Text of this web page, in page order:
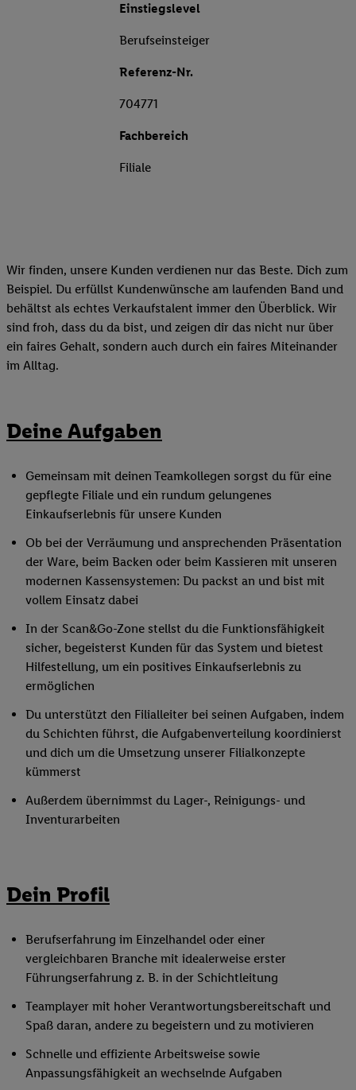
Einstiegslevel
Berufseinsteiger
Referenz-Nr.
704771
Fachbereich
Filiale
Wir finden, unsere Kunden verdienen nur das Beste. Dich zum
Beispiel. Du erfüllst Kundenwünsche am laufenden Band und
behältst als echtes Verkaufstalent immer den Überblick. Wir
sind froh, dass du da bist, und zeigen dir das nicht nur über
ein faires Gehalt, sondern auch durch ein faires Miteinander
im Alltag.
Deine Aufgaben
Gemeinsam mit deinen Teamkollegen sorgst du für eine
gepflegte Filiale und ein rundum gelungenes
Einkaufserlebnis für unsere Kunden
Ob bei der Verräumung und ansprechenden Präsentation
der Ware, beim Backen oder beim Kassieren mit unseren
modernen Kassensystemen: Du packst an und bist mit
vollem Einsatz dabei
In der Scan&Go-Zone stellst du die Funktionsfähigkeit
sicher, begeisterst Kunden für das System und bietest
Hilfestellung, um ein positives Einkaufserlebnis zu
ermöglichen
Du unterstützt den Filialleiter bei seinen Aufgaben, indem
du Schichten führst, die Aufgabenverteilung koordinierst
und dich um die Umsetzung unserer Filialkonzepte
kümmerst
Außerdem übernimmst du Lager-, Reinigungs- und
Inventurarbeiten
Dein Profil
Berufserfahrung im Einzelhandel oder einer
vergleichbaren Branche mit idealerweise erster
Führungserfahrung z. B. in der Schichtleitung
Teamplayer mit hoher Verantwortungsbereitschaft und
Spaß daran, andere zu begeistern und zu motivieren
Schnelle und effiziente Arbeitsweise sowie
Anpassungsfähigkeit an wechselnde Aufgaben